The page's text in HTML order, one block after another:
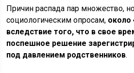
Причин распада пар множество,
социологическим опросам, около
вследствие того, что в свое
поспешное решение
под давлением родственников.